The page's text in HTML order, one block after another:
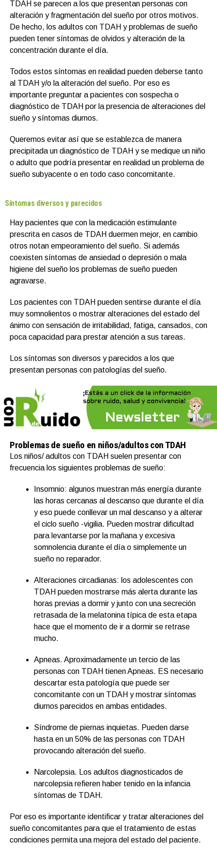
TDAH se parecen a los que presentan personas con
alteración y fragmentación del sueño por otros motivos.
De hecho, los adultos con TDAH y problemas de sueño
pueden tener síntomas de olvidos y alteración de la
concentración durante el día.
Todos estos síntomas en realidad pueden deberse tanto
al TDAH y/o la alteración del sueño. Por eso es
importante preguntar a pacientes con sospecha o
diagnóstico de TDAH por la presencia de alteraciones del
sueño y síntomas diurnos.
Queremos evitar así que se establezca de manera
precipitada un diagnóstico de TDAH y se medique un niño
o adulto que podría presentar en realidad un problema de
sueño subyacente o en todo caso concomitante.
Síntomas diversos y parecidos
Hay pacientes que con la medicación estimulante
prescrita en casos de TDAH duermen mejor, en cambio
otros notan empeoramiento del sueño. Si además
coexisten síntomas de ansiedad o depresión o mala
higiene del sueño los problemas de sueño pueden
agravarse.
Los pacientes con TDAH pueden sentirse durante el día
muy somnolientos o mostrar alteraciones del estado del
ánimo con sensación de irritabilidad, fatiga, cansados, con
poca capacidad para prestar atención a sus tareas.
Los síntomas son diversos y parecidos a los que
presentan personas con patologías del sueño.
Problemas de sueño en niños/adultos con TDAH
Los niños/ adultos con TDAH suelen presentar con
frecuencia los siguientes problemas de sueño:
Insomnio: algunos muestran más energía durante
las horas cercanas al descanso que durante el día
y eso puede conllevar un mal descanso y a alterar
el ciclo sueño -vigilia. Pueden mostrar dificultad
para levantarse por la mañana y excesiva
somnolencia durante el día o simplemente un
sueño no reparador.
Alteraciones circadianas: los adolescentes con
TDAH pueden mostrarse más alerta durante las
horas previas a dormir y junto con una secreción
retrasada de la melatonina típica de esta etapa
hace que el momento de ir a dormir se retrase
mucho.
Apneas. Aproximadamente un tercio de las
personas con TDAH tienen Apneas. ES necesario
descartar esta patología que puede ser
concomitante con un TDAH y mostrar síntomas
diurnos parecidos en ambas entidades.
Síndrome de piernas inquietas. Pueden darse
hasta en un 50% de las personas con TDAH
provocando alteración del sueño.
Narcolepsia. Los adultos diagnosticados de
narcolepsia refieren haber tenido en la infancia
síntomas de TDAH.
Por eso es importante identificar y tratar alteraciones del
sueño concomitantes para que el tratamiento de estas
condiciones permita una mejora del estado del paciente.